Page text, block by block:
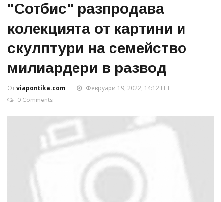
"Сотбис" разпродава
колекцията от картини и
скулптури на семейство
милиардери в развод
Отviapontika.com
Февруари 19, 2022, 14:12 EET
0 Comments